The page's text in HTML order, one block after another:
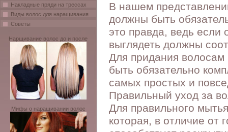
Накладные пряди на трессах
Виды волос для наращивания
Советы
Нарщивание волос до и после
Мифы о наращивании волос
В нашем
должны быть
это правда, ведь если
выглядеть должны
Для придания
быть обязательно
самых простых и
Правильный уход за
Для правильного
которая, в отличие от